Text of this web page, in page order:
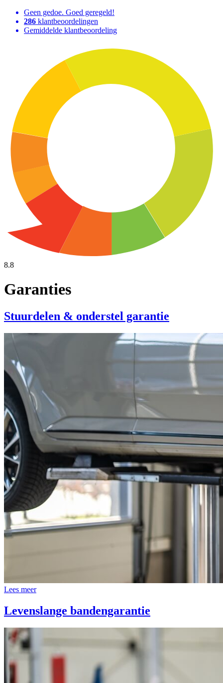
Geen gedoe. Goed geregeld!
286 klantbeoordelingen
Gemiddelde klantbeoordeling
8.8
Garanties
Stuurdelen & onderstel garantie
Lees meer
Levenslange bandengarantie